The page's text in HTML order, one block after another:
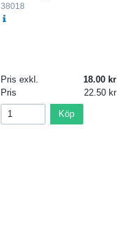
38018
Pris exkl.
18.00
Pris
22.50
Köp